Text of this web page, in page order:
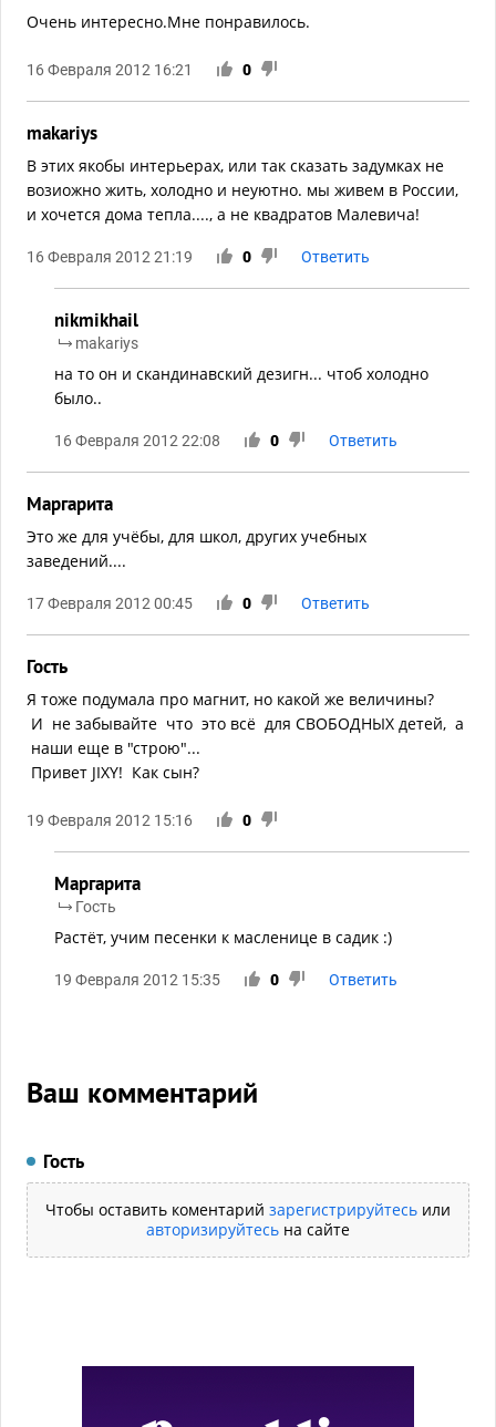
Очень интересно.Мне понравилось.
16 Февраля 2012 16:21 0
makariys
В этих якобы интерьерах, или так сказать задумках не
возиожно жить, холодно и неуютно. мы живем в России,
и хочется дома тепла...., а не квадратов Малевича!
16 Февраля 2012 21:19 0 Ответить
nikmikhail
makariys
на то он и скандинавский дезигн... чтоб холодно
было..
16 Февраля 2012 22:08 0 Ответить
Маргарита
Это же для учёбы, для школ, других учебных
заведений....
17 Февраля 2012 00:45 0 Ответить
Гость
Я тоже подумала про магнит, но какой же величины?
И не забывайте что это всё для СВОБОДНЫХ детей, а
наши еще в "строю"...
Привет JIXY! Как сын?
19 Февраля 2012 15:16 0
Маргарита
Гость
Растёт, учим песенки к масленице в садик :)
19 Февраля 2012 15:35 0 Ответить
Ваш комментарий
Гость
Чтобы оставить коментарий зарегистрируйтесь или
авторизируйтесь на сайте